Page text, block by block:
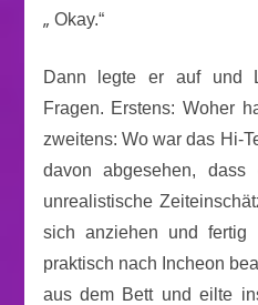
„ Okay.“
Dann legte er auf und
Fragen. Erstens: Woher
zweitens: Wo war das Hi-
davon abgesehen,
unrealistische
sich anziehen und fertig
praktisch nach Incheon
aus dem Bett und eilte